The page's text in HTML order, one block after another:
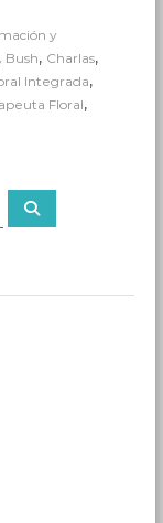
y
, Bush, Charlas,
Integrada,
Floral,
B